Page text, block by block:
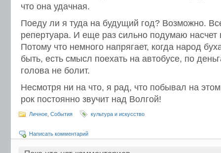
что она удачная.
Поеду ли я туда на будущий год? Возможно.
репертуара. И еще раз сильно подумаю насчет
Потому что немного напрягает, когда народ
быть, есть смысл поехать на автобусе, по
голова не болит.
Несмотря ни на что, я рад, что побывал на
рок постоянно звучит над Волгой!
Личное События культура и искусство
Написать комментарий